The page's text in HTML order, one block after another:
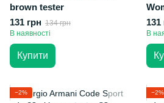
brown tester
131 грн 134 грн
В наявності
Купити
131
В
−2% −2%